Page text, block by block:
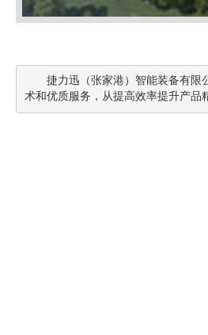
术和优质服务，从提高效率提升产品